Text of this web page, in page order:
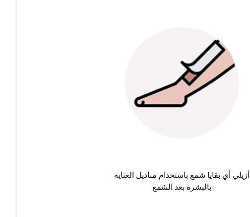
أزيلي أي بقايا شمع باستخدام مناديل العناية
بالبشرة بعد الشمع